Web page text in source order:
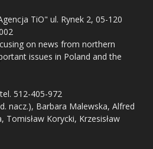
TiO" ul. Rynek 2, 05-120
on news from northern
issues in Poland and the
512-405-972
nacz.), Barbara Malewska, Alfred
Tomisław Korycki, Krzesisław